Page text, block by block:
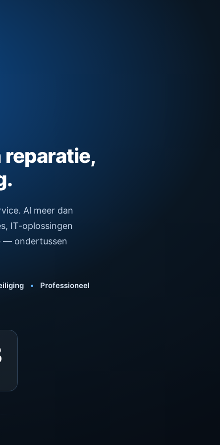
reparatie,
Al meer dan
IT-oplossingen
— ondertussen
•
Professioneel